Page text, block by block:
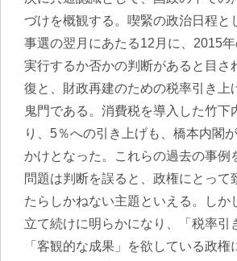
づけを概観する。喫緊の政治日程と
事選の翌月にあたる12月に、2015
実行するか否かの判断があると目さ
復と、財政再建のための税率引き上
鬼門である。消費税を導入した竹下
り、5％への引き上げも、橋本内閣
かけとなった。これらの過去の事例
問題は判断を誤ると、政権にとって
たらしかねない主題といえる。しか
立て続けに明らかになり、「税率引
「客観的な成果」を欲している政